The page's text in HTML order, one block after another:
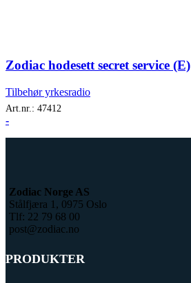
Zodiac hodesett secret service (E)
Tilbehør yrkesradio
Art.nr.: 47412
-
Zodiac Norge AS
Stålfjæra 1, 0975 Oslo
Tlf: 22 79 68 00
post@zodiac.no
PRODUKTER